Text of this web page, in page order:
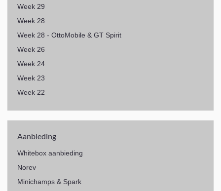
Week 29
Week 28
Week 28 - OttoMobile & GT Spirit
Week 26
Week 24
Week 23
Week 22
Aanbieding
Whitebox aanbieding
Norev
Minichamps & Spark